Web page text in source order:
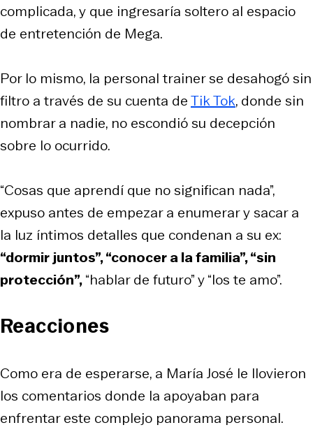
complicada, y que ingresaría soltero al espacio
de entretención de Mega.
Por lo mismo, la personal trainer se desahogó sin
filtro a través de su cuenta deTik Tok, donde sin
nombrar a nadie, no escondió su decepción
sobre lo ocurrido.
“Cosas que aprendí que no significan nada”,
expuso antes de empezar a enumerar y sacar a
la luz íntimos detalles que condenan a su ex:
“dormir juntos”, “conocer a la familia”, “sin
protección”,“hablar de futuro” y “los te amo”.
Reacciones
Como era de esperarse, a María José le llovieron
los comentarios donde la apoyaban para
enfrentar este complejo panorama personal.